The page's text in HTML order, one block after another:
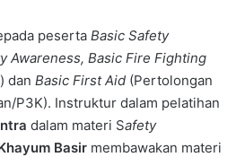
peserta Basic Safety
Awareness, Basic Fire Fighting
dan Basic First Aid (Pertolongan
P3K). Instruktur dalam pelatihan
dalam materi Safety
Basir membawakan materi